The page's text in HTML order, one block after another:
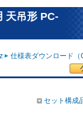
天吊形 PC-
仕様表ダウンロード
セット構成